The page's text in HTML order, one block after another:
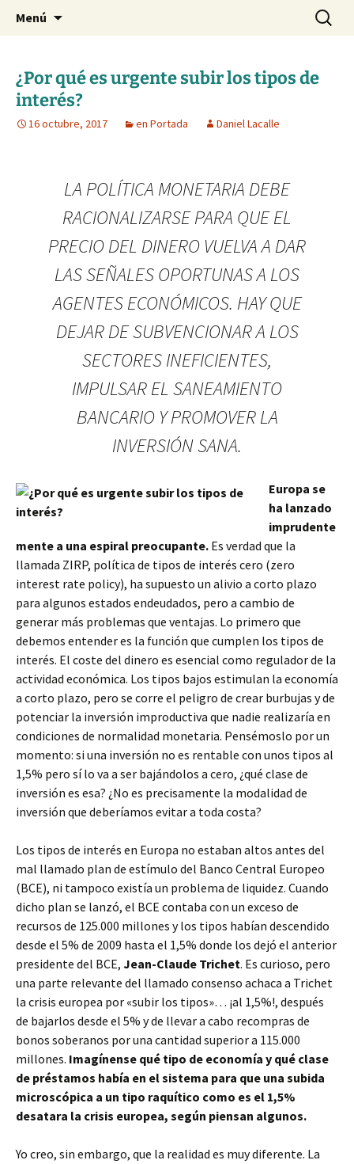
dlacalle.com
Blog de Daniel Lacalle
Menú Buscar:
¿Por qué es urgente subir los tipos de
interés?
16 octubre, 2017 en Portada Daniel Lacalle
LA POLÍTICA MONETARIA DEBE
RACIONALIZARSE PARA QUE EL
PRECIO DEL DINERO VUELVA A DAR
LAS SEÑALES OPORTUNAS A LOS
AGENTES ECONÓMICOS. HAY QUE
DEJAR DE SUBVENCIONAR A LOS
SECTORES INEFICIENTES,
IMPULSAR EL SANEAMIENTO
BANCARIO Y PROMOVER LA
INVERSIÓN SANA.
Europa se
ha lanzado
imprudente
mente a una espiral preocupante. Es verdad que la
llamada ZIRP, política de tipos de interés cero (zero
interest rate policy), ha supuesto un alivio a corto plazo
para algunos estados endeudados, pero a cambio de
generar más problemas que ventajas. Lo primero que
debemos entender es la función que cumplen los tipos de
interés. El coste del dinero es esencial como regulador de la
actividad económica. Los tipos bajos estimulan la economía
a corto plazo, pero se corre el peligro de crear burbujas y de
potenciar la inversión improductiva que nadie realizaría en
condiciones de normalidad monetaria. Pensémoslo por un
momento: si una inversión no es rentable con unos tipos al
1,5% pero sí lo va a ser bajándolos a cero, ¿qué clase de
inversión es esa? ¿No es precisamente la modalidad de
inversión que deberíamos evitar a toda costa?
Los tipos de interés en Europa no estaban altos antes del
mal llamado plan de estímulo del Banco Central Europeo
(BCE), ni tampoco existía un problema de liquidez. Cuando
dicho plan se lanzó, el BCE contaba con un exceso de
recursos de 125.000 millones y los tipos habían descendido
desde el 5% de 2009 hasta el 1,5% donde los dejó el anterior
presidente del BCE, Jean-Claude Trichet. Es curioso, pero
una parte relevante del llamado consenso achaca a Trichet
la crisis europea por «subir los tipos»… ¡al 1,5%!, después
de bajarlos desde el 5% y de llevar a cabo recompras de
bonos soberanos por una cantidad superior a 115.000
millones. Imagínense qué tipo de economía y qué clase
de préstamos había en el sistema para que una subida
microscópica a un tipo raquítico como es el 1,5%
desatara la crisis europea, según piensan algunos.
Yo creo, sin embargo, que la realidad es muy diferente. La